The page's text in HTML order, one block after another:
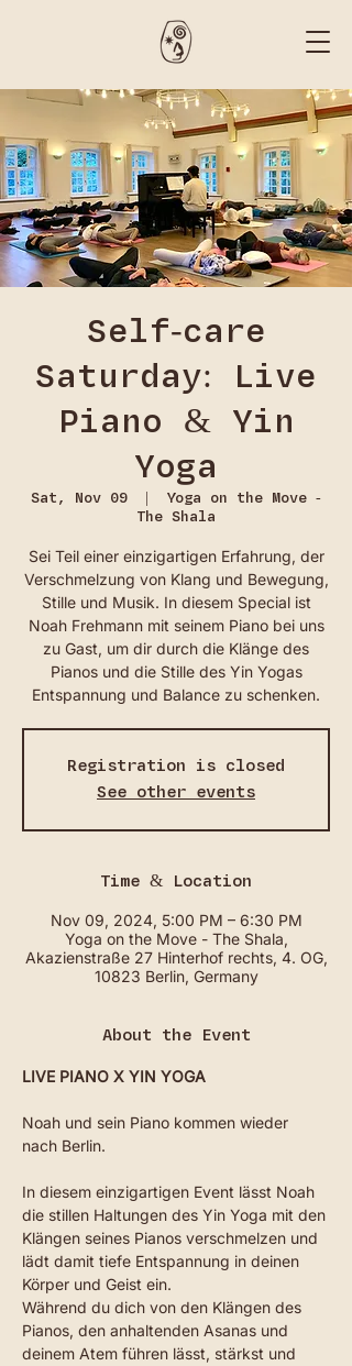
Self-care
Saturday: Live
Piano & Yin
Yoga
Sat, Nov 09
  |
Yoga on the Move -
The Shala
Sei Teil einer einzigartigen Erfahrung, der
Verschmelzung von Klang und Bewegung,
Stille und Musik. In diesem Special ist
Noah Frehmann mit seinem Piano bei uns
zu Gast, um dir durch die Klänge des
Pianos und die Stille des Yin Yogas
Entspannung und Balance zu schenken.
Registration is closed
See other events
Time & Location
Nov 09, 2024, 5:00 PM – 6:30 PM
Yoga on the Move - The Shala,
Akazienstraße 27 Hinterhof rechts, 4. OG,
10823 Berlin, Germany
About the Event
LIVE PIANO X YIN YOGA
Noah und sein Piano kommen wieder
nach Berlin.
In diesem einzigartigen Event lässt Noah
die stillen Haltungen des Yin Yoga mit den
Klängen seines Pianos verschmelzen und
lädt damit tiefe Entspannung in deinen
Körper und Geist ein.
Während du dich von den Klängen des
Pianos, den anhaltenden Asanas und
deinem Atem führen lässt, stärkst und